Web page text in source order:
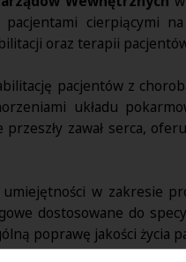
cierpiącymi
oraz terapii
pacjentów z
układu
zawał serca,
w zakresie
dostosowane do
poprawę jakości życia